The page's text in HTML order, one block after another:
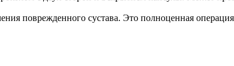
поврежденного сустава. Это полноценная